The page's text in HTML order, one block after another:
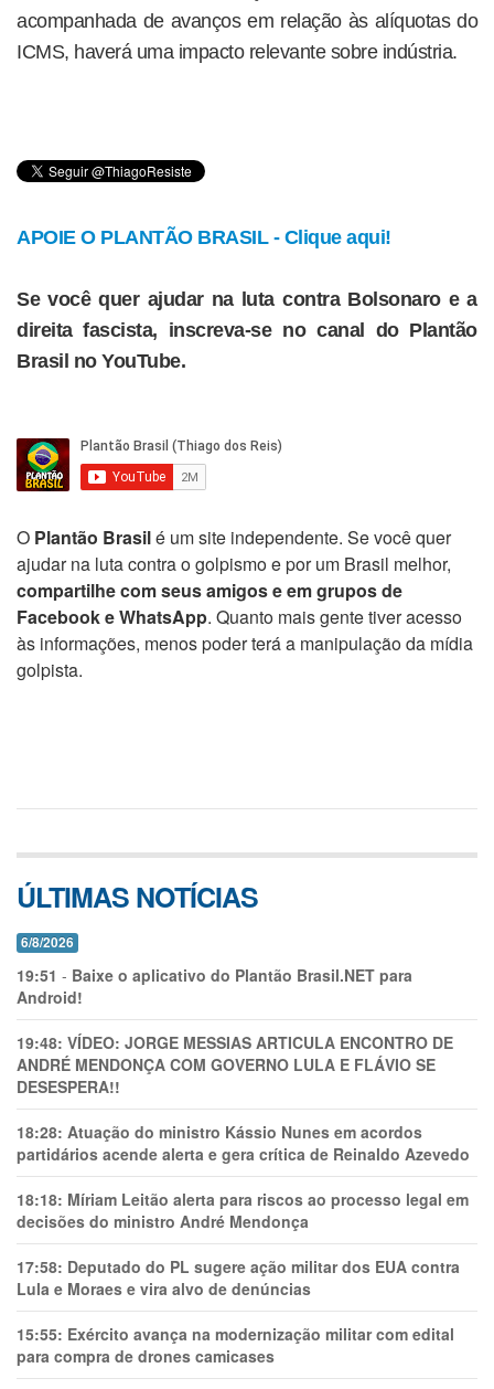
acompanhada de avanços em relação às alíquotas do
ICMS, haverá uma impacto relevante sobre indústria.
APOIE O PLANTÃO BRASIL - Clique aqui!
Se você quer ajudar na luta contra Bolsonaro e a
direita fascista, inscreva-se no canal do Plantão
Brasil no YouTube.
O Plantão Brasilé um site independente. Se você quer
ajudar na luta contra o golpismo e por um Brasil melhor,
compartilhe com seus amigos e em grupos de
Facebook e WhatsApp. Quanto mais gente tiver acesso
às informações, menos poder terá a manipulação da mídia
golpista.
ÚLTIMAS NOTÍCIAS
6/8/2026
19:51 - Baixe o aplicativo do Plantão Brasil.NET para
Android!
19:48: VÍDEO: JORGE MESSIAS ARTICULA ENCONTRO DE
ANDRÉ MENDONÇA COM GOVERNO LULA E FLÁVIO SE
DESESPERA!!
18:28: Atuação do ministro Kássio Nunes em acordos
partidários acende alerta e gera crítica de Reinaldo Azevedo
18:18: Míriam Leitão alerta para riscos ao processo legal em
decisões do ministro André Mendonça
17:58: Deputado do PL sugere ação militar dos EUA contra
Lula e Moraes e vira alvo de denúncias
15:55: Exército avança na modernização militar com edital
para compra de drones camicases